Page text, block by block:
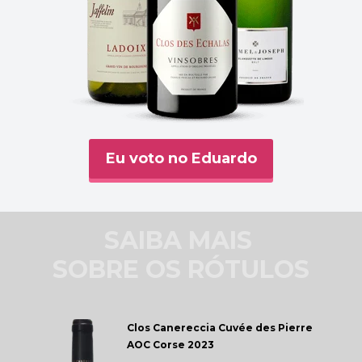
Eu voto no Eduardo
Clos Canereccia Cuvée des Pierre
AOC Corse 2023